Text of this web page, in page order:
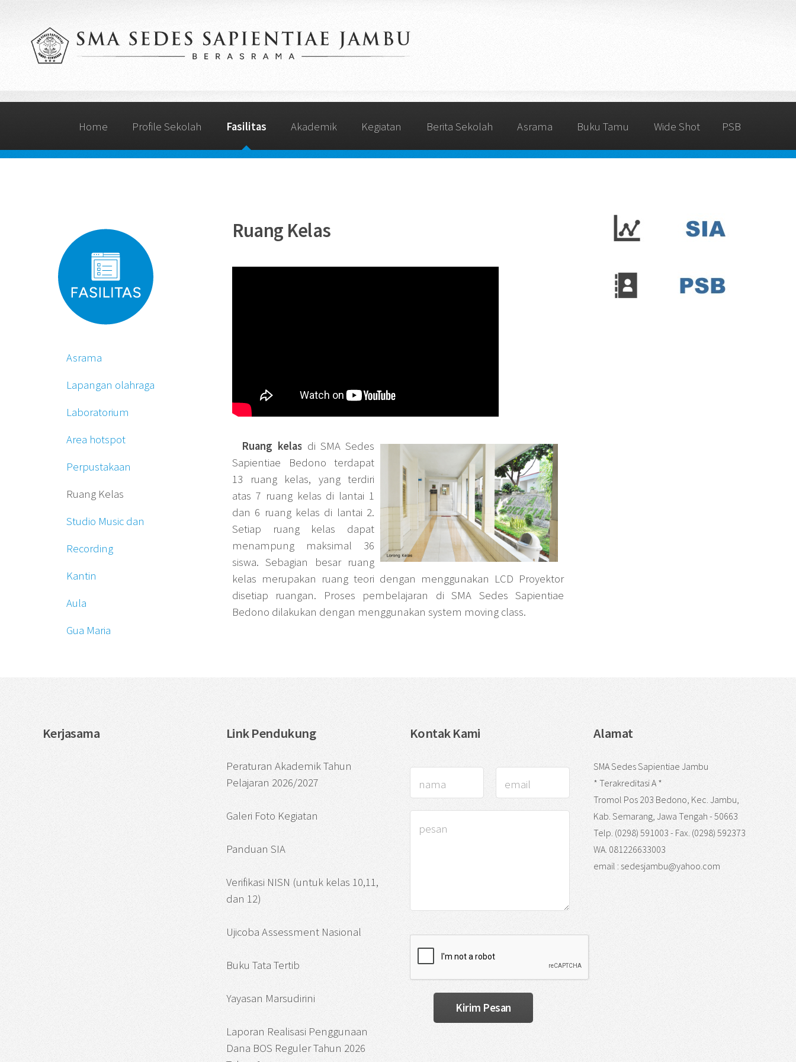
Home Profile Sekolah Fasilitas Akademik Kegiatan Berita Sekolah Asrama Buku Tamu Wide Shot PSB
Asrama
Lapangan olahraga
Laboratorium
Area hotspot
Perpustakaan
Ruang Kelas
Studio Music dan
Recording
Kantin
Aula
Gua Maria
Ruang Kelas
Ruang kelas di SMA Sedes
Sapientiae Bedono terdapat
13 ruang kelas, yang terdiri
atas 7 ruang kelas di lantai 1
dan 6 ruang kelas di lantai 2.
Setiap ruang kelas dapat
menampung maksimal 36
siswa. Sebagian besar ruang
kelas merupakan ruang teori dengan menggunakan LCD Proyektor
disetiap ruangan. Proses pembelajaran di SMA Sedes Sapientiae
Bedono dilakukan dengan menggunakan system moving class.
Kerjasama Link Pendukung
Peraturan Akademik Tahun
Pelajaran 2026/2027
Galeri Foto Kegiatan
Panduan SIA
Verifikasi NISN (untuk kelas 10,11,
dan 12)
Ujicoba Assessment Nasional
Buku Tata Tertib
Yayasan Marsudirini
Laporan Realisasi Penggunaan
Dana BOS Reguler Tahun 2026
Kontak Kami Alamat
SMA Sedes Sapientiae Jambu
* Terakreditasi A *
Tromol Pos 203 Bedono, Kec. Jambu,
Kab. Semarang, Jawa Tengah - 50663
Telp. (0298) 591003 - Fax. (0298) 592373
WA. 081226633003
email : sedesjambu@yahoo.com